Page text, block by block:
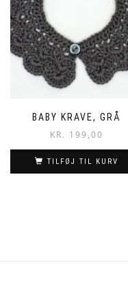
BABY KRAVE, GRÅ
KR. 199,00
TILFØJ TIL KURV